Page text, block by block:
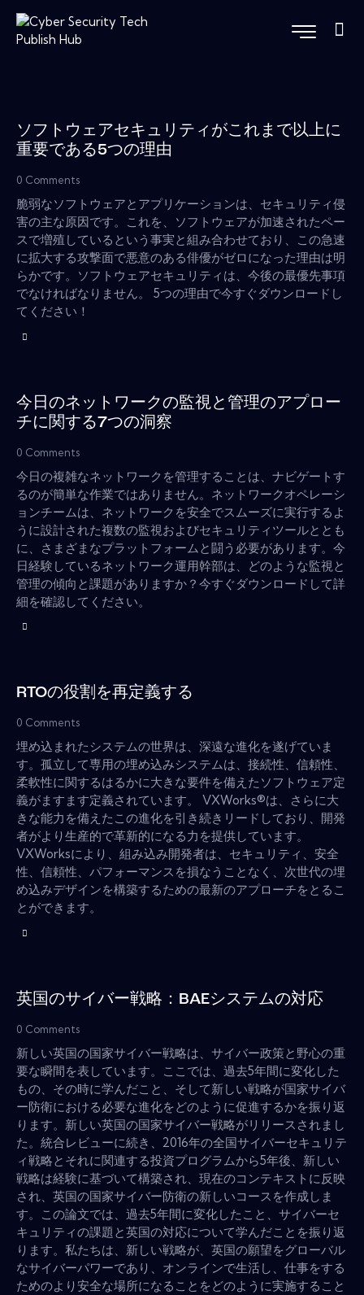
ソフトウェアセキュリティがこれまで以上に
重要である5つの理由
0 Comments
脆弱なソフトウェアとアプリケーションは、セキュリティ侵
害の主な原因です。これを、ソフトウェアが加速されたペー
スで増殖しているという事実と組み合わせており、この急速
に拡大する攻撃面で悪意のある俳優がゼロになった理由は明
らかです。ソフトウェアセキュリティは、今後の最優先事項
でなければなりません。 5つの理由で今すぐダウンロードし
てください！
今日のネットワークの監視と管理のアプロー
チに関する7つの洞察
0 Comments
今日の複雑なネットワークを管理することは、ナビゲートす
るのが簡単な作業ではありません。ネットワークオペレーシ
ョンチームは、ネットワークを安全でスムーズに実行するよ
うに設計された複数の監視およびセキュリティツールととも
に、さまざまなプラットフォームと闘う必要があります。今
日経験しているネットワーク運用幹部は、どのような監視と
管理の傾向と課題がありますか？今すぐダウンロードして詳
細を確認してください。
RTOの役割を再定義する
0 Comments
埋め込まれたシステムの世界は、深遠な進化を遂げていま
す。孤立して専用の埋め込みシステムは、接続性、信頼性、
柔軟性に関するはるかに大きな要件を備えたソフトウェア定
義がますます定義されています。 VXWorks®は、さらに大
きな能力を備えたこの進化を引き続きリードしており、開発
者がより生産的で革新的になる力を提供しています。
VXWorksにより、組み込み開発者は、セキュリティ、安全
性、信頼性、パフォーマンスを損なうことなく、次世代の埋
め込みデザインを構築するための最新のアプローチをとるこ
とができます。
英国のサイバー戦略：BAEシステムの対応
0 Comments
新しい英国の国家サイバー戦略は、サイバー政策と野心の重
要な瞬間を表しています。ここでは、過去5年間に変化した
もの、その時に学んだこと、そして新しい戦略が国家サイバ
ー防衛における必要な進化をどのように促進するかを振り返
ります。新しい英国の国家サイバー戦略がリリースされまし
た。統合レビューに続き、2016年の全国サイバーセキュリテ
ィ戦略とそれに関連する投資プログラムから5年後、新しい
戦略は経験に基づいて構築され、現在のコンテキストに反映
され、英国の国家サイバー防衛の新しいコースを作成しま
す。この論文では、過去5年間に変化したこと、サイバーセ
キュリティの課題と英国の対応について学んだことを振り返
ります。私たちは、新しい戦略が、英国の願望をグローバル
なサイバーパワーであり、オンラインで生活し、仕事をする
ためのより安全な場所になることをどのように実施すること